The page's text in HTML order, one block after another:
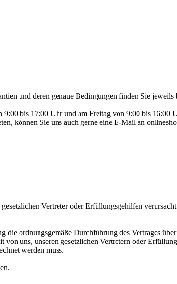
und deren genaue Bedingungen finden Sie
9:00 bis 17:00 Uhr und am Freitag von 9:00 bis
können Sie uns auch gerne eine E-Mail an
Vertreter oder Erfüllungsgehilfen
ordnungsgemäße Durchführung des Vertrages
uns, unseren gesetzlichen Vertretern oder
werden muss.